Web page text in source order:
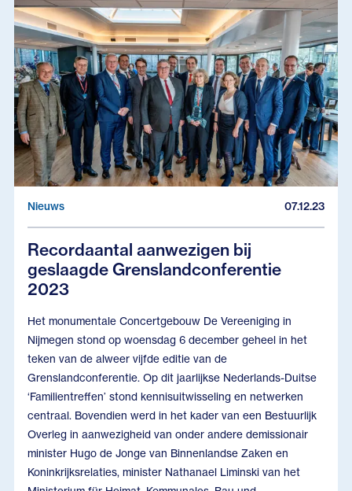
Nieuws 07.12.23
Recordaantal aanwezigen bij
geslaagde Grenslandconferentie
2023
Het monumentale Concertgebouw De Vereeniging in
Nijmegen stond op woensdag 6 december geheel in het
teken van de alweer vijfde editie van de
Grenslandconferentie. Op dit jaarlijkse Nederlands-Duitse
‘Familientreffen’ stond kennisuitwisseling en netwerken
centraal. Bovendien werd in het kader van een Bestuurlijk
Overleg in aanwezigheid van onder andere demissionair
minister Hugo de Jonge van Binnenlandse Zaken en
Koninkrijksrelaties, minister Nathanael Liminski van het